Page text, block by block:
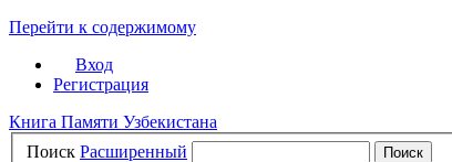
Перейти к содержимому
Вход
Регистрация
Книга Памяти Узбекистана
Поиск Расширенный